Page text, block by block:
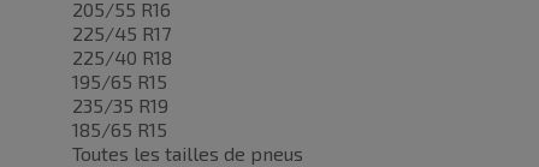
205/55 R16
225/45 R17
225/40 R18
195/65 R15
235/35 R19
185/65 R15
Toutes les tailles de pneus